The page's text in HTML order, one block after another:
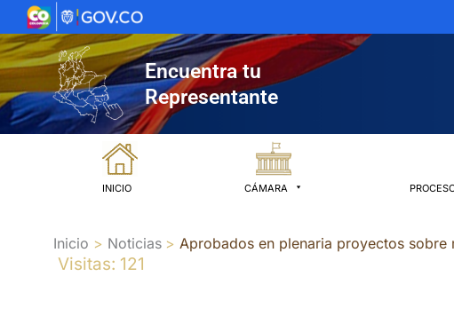
al
contenido
Encuentra tu
Representante
INICIO CÁMARA
Inicio Noticias Aprobados en plenaria proyectos
Visitas: 121